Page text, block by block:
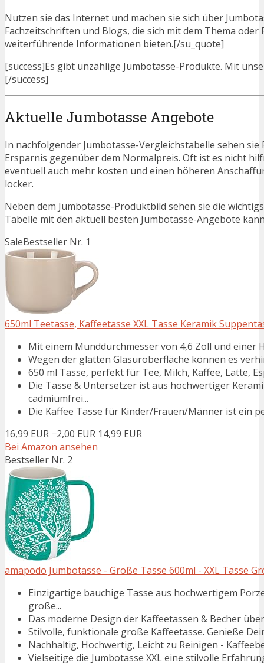
Nutzen sie das Internet und machen sie sich über
Fachzeitschriften und Blogs, die sich mit dem Thema
weiterführende Informationen bieten.[/su_quote]
[success]Es gibt unzählige Jumbotasse-Produkte. Mit
[/success]
Aktuelle Jumbotasse Angebote
In nachfolgender Jumbotasse-Vergleichstabelle sehen
Ersparnis gegenüber dem Normalpreis. Oft ist es nicht
eventuell auch mehr kosten und einen höheren
locker.
Neben dem Jumbotasse-Produktbild sehen sie die
Tabelle mit den aktuell besten Jumbotasse-Angebote
SaleBestseller Nr. 1
650ml Teetasse, Kaffeetasse XXL Tasse Keramik
Mit einem Munddurchmesser von 4,6 Zoll und einer
Wegen der glatten Glasuroberfläche können es
650 ml Tasse, perfekt für Tee, Milch, Kaffee, Latte,
Die Tasse & Untersetzer ist aus hochwertiger
cadmiumfrei...
Die Kaffee Tasse für Kinder/Frauen/Männer ist ein
16,99 EUR −2,00 EUR 14,99 EUR
Bei Amazon ansehen
Bestseller Nr. 2
amapodo Jumbotasse - Große Tasse 600ml - XXL Tasse
Einzigartige bauchige Tasse aus hochwertigem
große...
Das moderne Design der Kaffeetassen & Becher
Stilvolle, funktionale große Kaffeetasse. Genieße
Nachhaltig, Hochwertig, Leicht zu Reinigen -
Vielseitige die Jumbotasse XXL eine stilvolle